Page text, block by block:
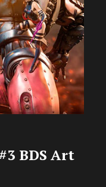
BDS Art